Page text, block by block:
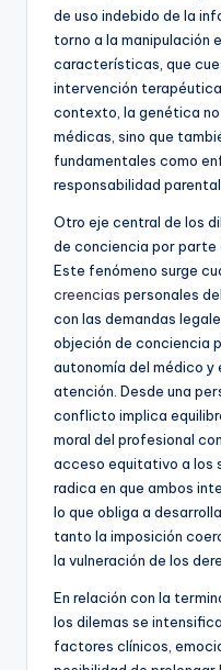
de uso indebido de la
torno a la manipulación
características, que
intervención terapéutica
contexto, la genética
médicas, sino que
fundamentales como
responsabilidad parental.
Otro eje central de los
de conciencia por parte
Este fenómeno surge
creencias personales
con las demandas
objeción de conciencia
autonomía del médico y
atención. Desde una
conflicto implica
moral del profesional
acceso equitativo a los
radica en que ambos
lo que obliga a
tanto la imposición
la vulneración de los
En relación con la
los dilemas se
factores clínicos,